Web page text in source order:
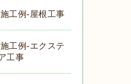
施工例-屋根工事
施工例-エクステ
工事